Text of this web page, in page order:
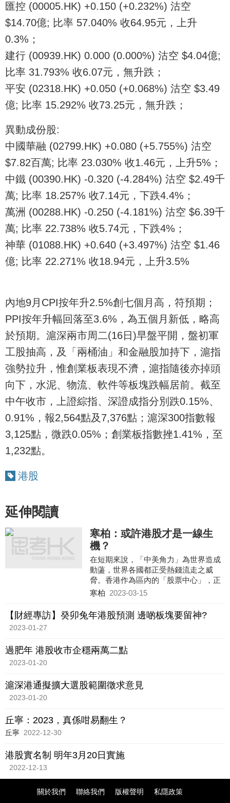
匯控 (00005.HK) +0.150 (+0.232%) 沽空
$14.70億; 比率 57.040% 收64.95元，上升
0.3%；
建行 (00939.HK) 0.000 (0.000%) 沽空 $4.04億;
比率 31.793% 收6.07元，無升跌；
平安 (02318.HK) +0.050 (+0.068%) 沽空 $3.49
億; 比率 15.292% 收73.25元，無升跌；
異動成份股:
中國華融 (02799.HK) +0.080 (+5.755%) 沽空
$7.82百萬; 比率 23.030% 收1.46元，上升5%；
中鐵 (00390.HK) -0.320 (-4.284%) 沽空 $2.49千
萬; 比率 18.257% 收7.14元，下跌4.4%；
萬洲 (00288.HK) -0.250 (-4.181%) 沽空 $6.39千
萬; 比率 22.738% 收5.74元，下跌4%；
神華 (01088.HK) +0.640 (+3.497%) 沽空 $1.46
億; 比率 22.271% 收18.94元，上升3.5%
內地9月CPI按年升2.5%創七個月高，符預期；
PPI按年升幅回落至3.6%，為五個月新低，略高
於預期。滬深兩市周二(16日)早盤平開，盤初軍
工股抽高，及「兩桶油」和金融股加持下，滬指
強勢拉升，惟創業板表現不濟，滬指隨後亦掉頭
向下，水泥、物流、軟件等板塊跌幅居前。截至
中午收市，上證綜指、深證成指分別跌0.15%、
0.91%，報2,564點及7,376點；滬深300指數報
3,125點，微跌0.05%；創業板指數挫1.41%，至
1,232點。
港股
延伸閱讀
寒柏：或許港股才是一線生
機？
在短期來說，「中美角力」為世界造成
動蘯，世界各國都正受熱錢流走之威
脅。香港作為區內的「股票中心」，正
可想盡辦法為內地企業「圈錢」。
股市，例如我們可以減低交易成本，加
快金融創新及數碼化等等。
寒柏 2023-03-15
【財經專訪】癸卯兔年港股預測 邊啲板塊要留神?
2023-01-27
過肥年 港股收市企穩兩萬二點
2023-01-20
滬深港通擬擴大選股範圍徵求意見
2023-01-20
丘寧：2023，真係咁易翻生？
丘寧 2022-12-30
港股實名制 明年3月20日實施
2022-12-13
關於我們 聯絡我們 版權聲明 私隱政策